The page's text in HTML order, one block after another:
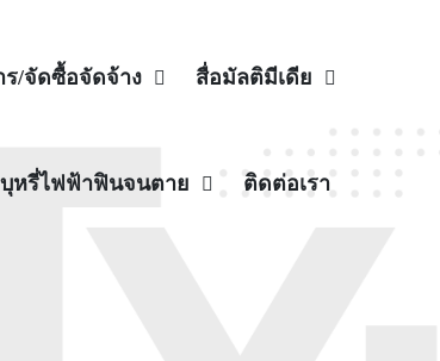
ร/จัดซื้อจัดจ้าง สื่อมัลติมีเดีย
บุหรี่ไฟฟ้าฟินจนตาย ติดต่อเรา